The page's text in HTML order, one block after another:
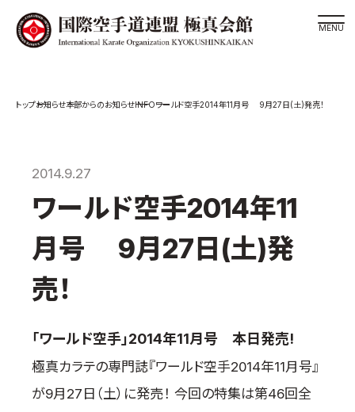
大山倍達総裁 紹介
松井章奎館長 紹介
極真の歴史
役員紹介
国際空手道連盟について
お知らせ
お知らせ本部からのお知らせINFOワールド空手2014年11月号 9月27日(土)発売！
2014.9.27
ワールド空手2014年11
月号 9月27日(土)発
売！
「ワールド空手」2014年11月号 本日発売!
極真カラテの専門誌『ワールド空手2014年11月号』
が9月27日（土）に発売！ 今回の特集は第46回全